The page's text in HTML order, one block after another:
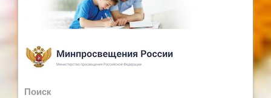
Поиск